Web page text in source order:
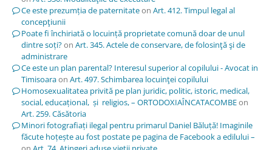
Ce este prezumția de paternitateon Art. 412. Timpul legal al
concepţiunii
Poate fi închiriată o locuință proprietate comună doar de unul
dintre soți?on Art. 345. Actele de conservare, de folosinţă şi de
administrare
Ce este un plan parental? Interesul superior al copilului - Avocat in
Timisoaraon Art. 497. Schimbarea locuinţei copilului
Homosexualitatea privită pe plan juridic, politic, istoric, medical,
social, educațional, și religios, – ORTODOXIAÎNCATACOMBEon
Art. 259. Căsătoria
Minori fotografiați ilegal pentru primarul Daniel Băluță! Imaginile
făcute hoțește au fost postate pe pagina de Facebook a edilului –